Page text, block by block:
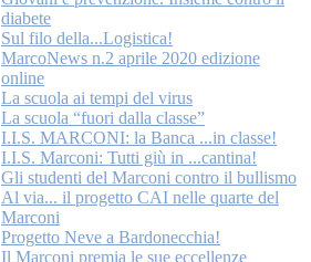
diabete
Sul filo della...Logistica!
MarcoNews n.2 aprile 2020 edizione
online
La scuola ai tempi del virus
La scuola “fuori dalla classe”
I.I.S. MARCONI: la Banca ...in classe!
I.I.S. Marconi: Tutti giù in ...cantina!
Gli studenti del Marconi contro il bullismo
Al via... il progetto CAI nelle quarte del
Marconi
Progetto Neve a Bardonecchia!
Il Marconi premia le sue eccellenze